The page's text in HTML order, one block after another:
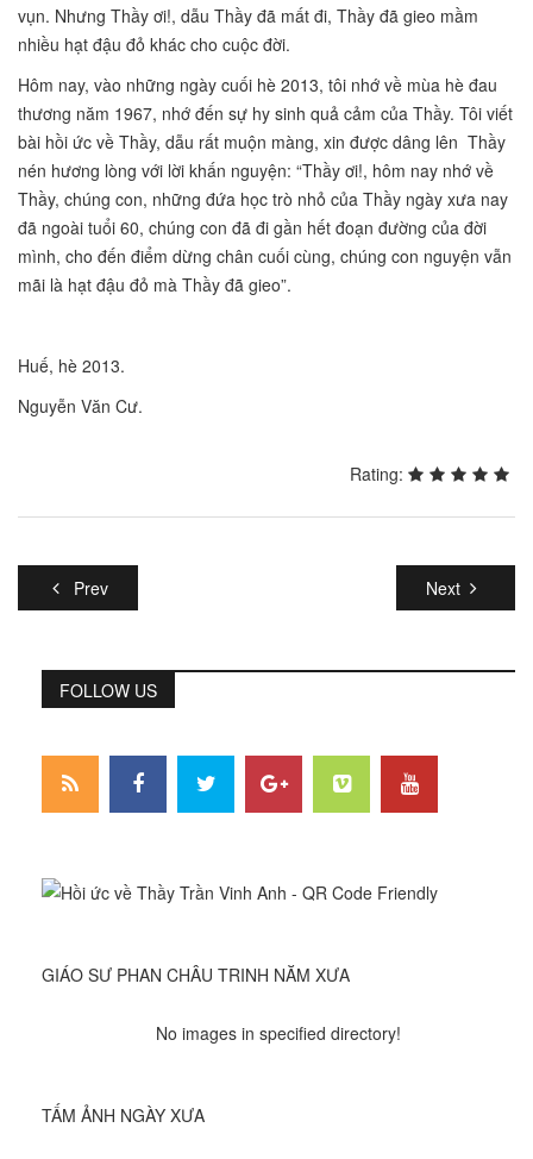
vụn. Nhưng Thầy ơi!, dẫu Thầy đã mất đi, Thầy đã gieo mầm
nhiều hạt đậu đỏ khác cho cuộc đời.
Hôm nay, vào những ngày cuối hè 2013, tôi nhớ về mùa hè đau
thương năm 1967, nhớ đến sự hy sinh quả cảm của Thầy. Tôi viết
bài hồi ức về Thầy, dẫu rất muộn màng, xin được dâng lên Thầy
nén hương lòng với lời khấn nguyện: “Thầy ơi!, hôm nay nhớ về
Thầy, chúng con, những đứa học trò nhỏ của Thầy ngày xưa nay
đã ngoài tuổi 60, chúng con đã đi gần hết đoạn đường của đời
mình, cho đến điểm dừng chân cuối cùng, chúng con nguyện vẫn
mãi là hạt đậu đỏ mà Thầy đã gieo”.
Huế, hè 2013.
Nguyễn Văn Cư.
Rating:
Prev Next
FOLLOW US
GIÁO SƯ PHAN CHÂU TRINH NĂM XƯA
No images in specified directory!
TẤM ẢNH NGÀY XƯA